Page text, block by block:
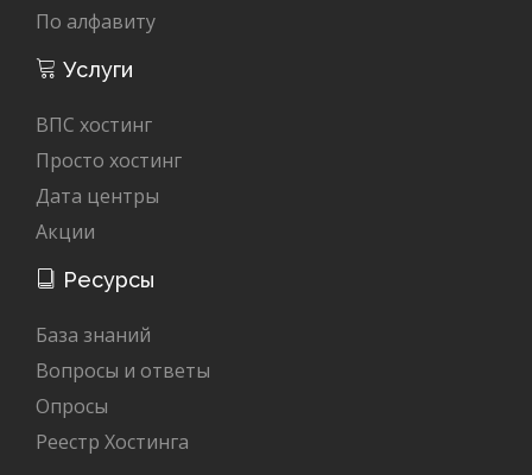
По алфавиту
Услуги
ВПС хостинг
Просто хостинг
Дата центры
Акции
Ресурсы
База знаний
Вопросы и ответы
Опросы
Реестр Хостинга